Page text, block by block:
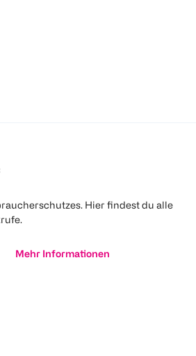
Hier findest du alle
Mehr Informationen